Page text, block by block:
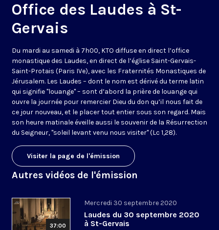
Office des Laudes à St-
Gervais
Du mardi au samedi à 7h00, KTO diffuse en direct l’office
monastique des Laudes, en direct de l’église Saint-Gervais-
Saint-Protais (Paris IVe), avec les Fraternités Monastiques de
Jérusalem. Les Laudes – dont le nom est dérivé du terme latin
qui signifie "louange" – sont d’abord la prière de louange qui
ouvre la journée pour remercier Dieu du don qu’il nous fait de
ce jour nouveau, et le placer tout entier sous son regard. Mais
son heure matinale éveille aussi le souvenir de la Résurrection
du Seigneur, "soleil levant venu nous visiter" (Lc 1,28).
Visiter la page de l'émission
Autres vidéos de l'émission
37:00
Mercredi 30 septembre 2020
Laudes du 30 septembre 2020
à St-Gervais